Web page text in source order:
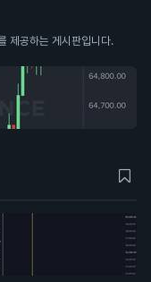
제공하는 게시판입니다.